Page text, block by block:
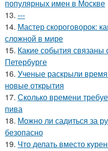
популярных имен в Москве
13. ---
14. Мастер скороговорок:
сложной в мире
15. Какие события связаны
Петербурге
16. Ученые раскрыли
новые открытия
17. Сколько времени
пива
18. Можно ли садиться за
безопасно
19. Что делать вместо